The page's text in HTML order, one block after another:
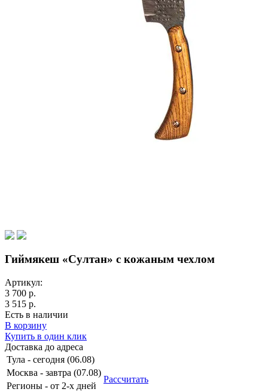
Гиймякеш «Султан» с кожаным чехлом
Артикул:
3 700 р.
3 515 р.
Есть в наличии
В корзину
Купить в один клик
Доставка до адреса
Тула - сегодня (06.08)
Москва - завтра (07.08)
Рассчитать
Регионы - от 2-х дней